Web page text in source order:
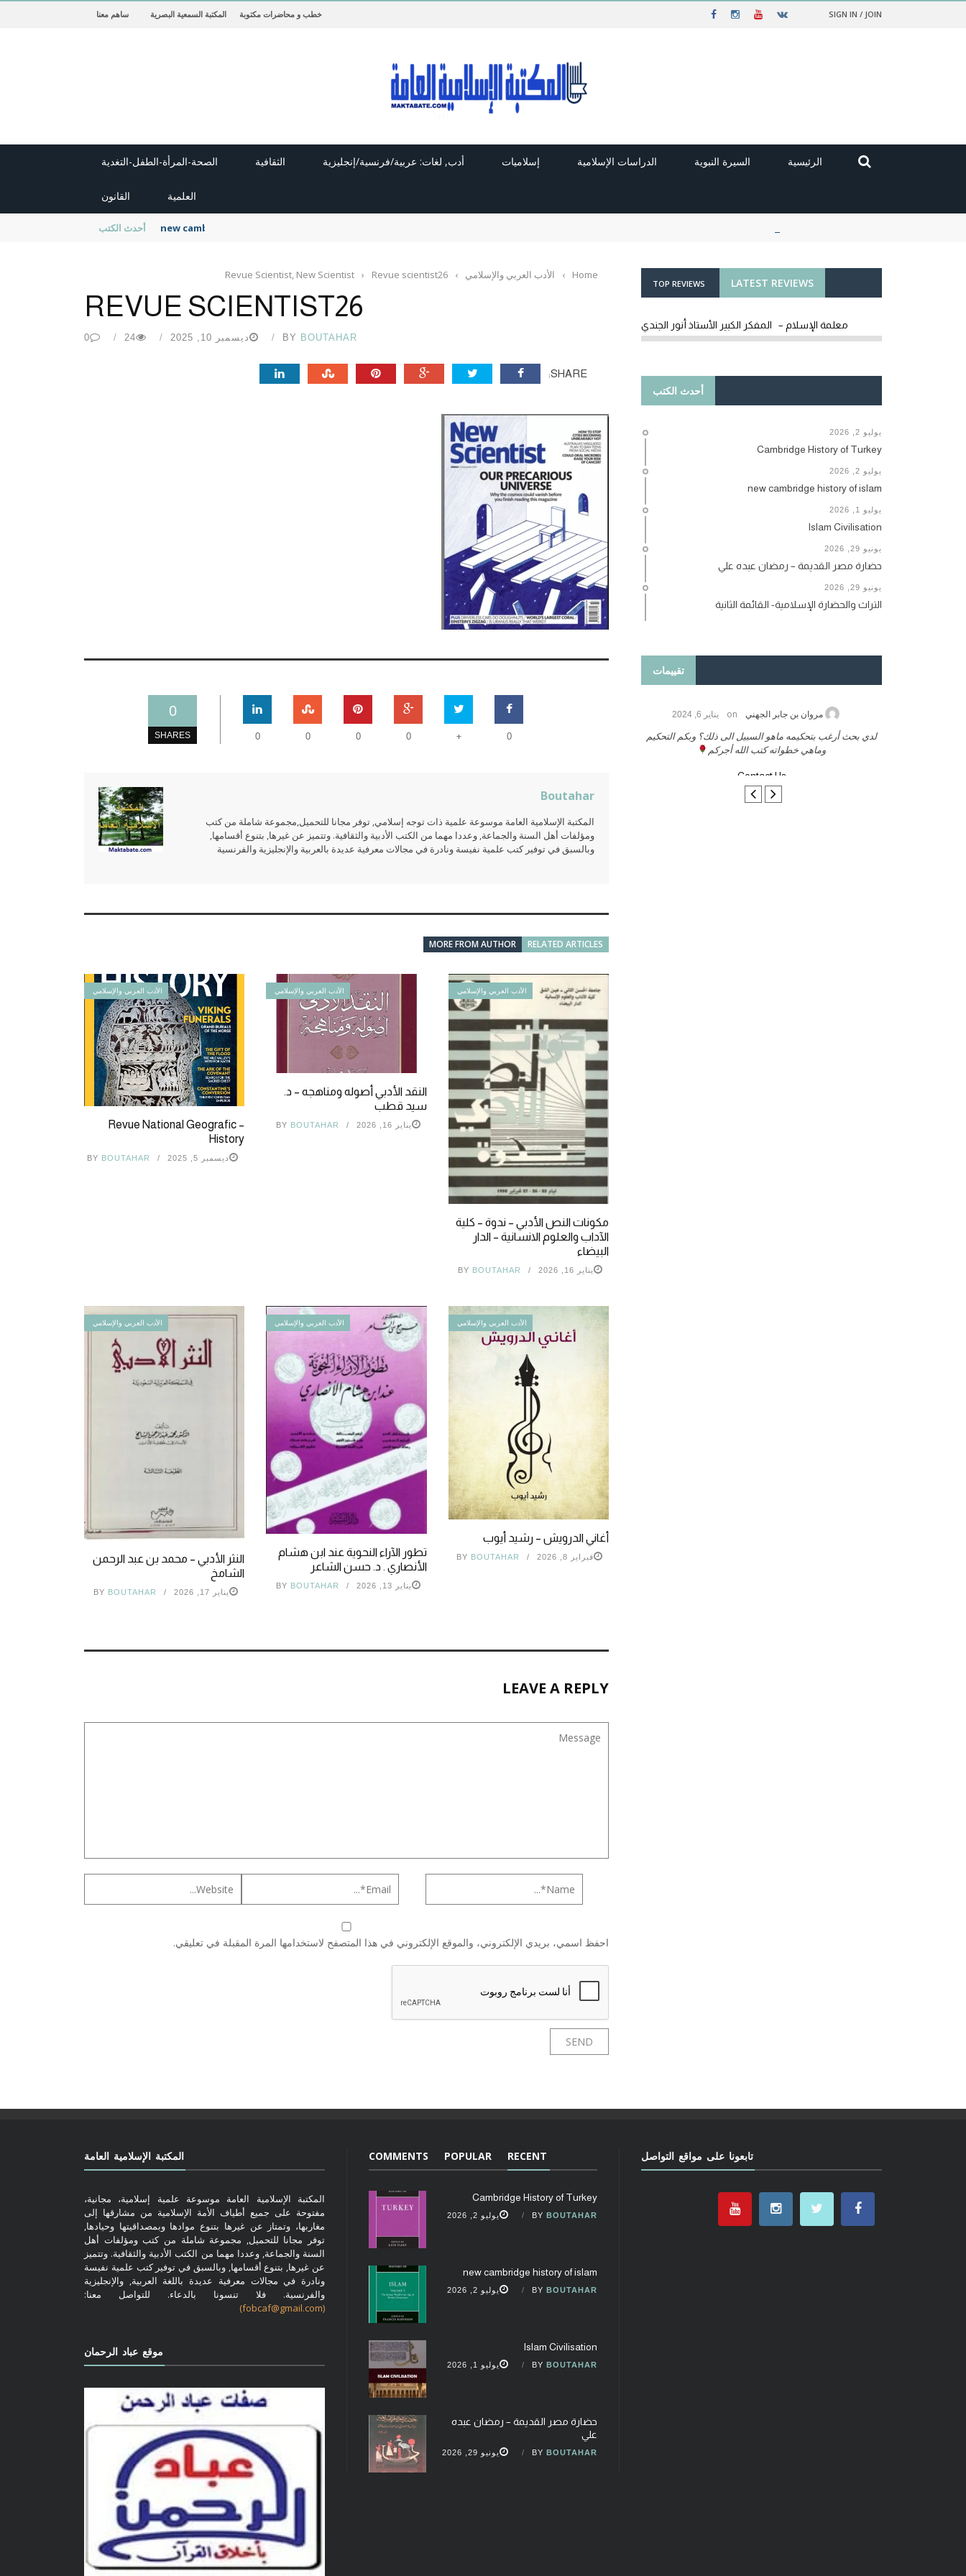
SIGN IN / JOIN خطب و محاضرات مكتوبة المكتبة السمعية البصرية ساهم معنا
الرئيسية السيرة النبوية الدراسات الإسلامية إسلاميات أدب, لغات: عربية/فرنسية/إنجليزية الثقافية الصحة-المرأة-الطفل-التغدية
العلمية القانون
أحدث الكتب new cambridge history of islam
Home
› الأدب العربي والإسلامي ›
Revue Scientist, New Scientist › Revue scientist26
REVUE SCIENTIST26
BY BOUTAHAR ديسمبر 10, 2025 24
0
SHARE:
0
SHARES 0
+
0
0
0
0
Boutahar
المكتبة الإسلامية العامة موسوعة علمية ذات توجه إسلامي, توفر مجانا للتحميل,مجموعة شاملة من كتب
ومؤلفات أهل السنة والجماعة, وعددا مهما من الكتب الأدبية والثقافية. وتتميز عن غيرها, بتنوع أقسامها,
وبالسبق في توفير كتب علمية نفيسة ونادرة في مجالات معرفية عديدة بالعربية والإنجليزية والفرنسية
RELATED ARTICLES
MORE FROM AUTHOR
الأدب العربي والإسلامي
Revue National Geografic –
History
ديسمبر 5, 2025 BY BOUTAHAR
الأدب العربي والإسلامي
النقد الأدبي أصوله ومناهجه – د.
سيد قطب
يناير 16, 2026 BY BOUTAHAR
الأدب العربي والإسلامي
مكونات النص الأدبي – ندوة – كلية
الآداب والعلوم الانسانية – الدار
البيضاء
يناير 16, 2026 BY BOUTAHAR
الأدب العربي والإسلامي
النثر الأدبي – محمد بن عبد الرحمن
الشامخ
يناير 17, 2026 BY BOUTAHAR
الأدب العربي والإسلامي
تطور الآراء النحوية عند ابن هشام
الأنصاري . د. حسن الشاعر
يناير 13, 2026 BY BOUTAHAR
الأدب العربي والإسلامي
أغاني الدرويش – رشيد أيوب
فبراير 8, 2026 BY BOUTAHAR
LEAVE A REPLY
احفظ اسمي، بريدي الإلكتروني، والموقع الإلكتروني في هذا المتصفح لاستخدامها المرة المقبلة في تعليقي.
LATEST REVIEWS
TOP REVIEWS
معلمة الإسلام – المفكر الكبير الأستاذ أنور الجندي
أحدث الكتب
يوليو 2, 2026
Cambridge History of Turkey
يوليو 2, 2026
new cambridge history of islam
يوليو 1, 2026
Islam Civilisation
يونيو 29, 2026
حضارة مصر القديمة – رمضان عبده علي
يونيو 29, 2026
التراث والحضارة الإسلامية- القائمة الثانية
تقييمات
مروان بن جابر الجهني on يناير 6, 2024
لدي بحث أرغب بتحكيمه ماهو السبيل الى ذلك؟ وبكم التحكيم
وماهي خطواته كتب الله أجركم
Contact Us
المكتبة الإسلامية العامة
المكتبة الإسلامية العامة موسوعة علمية إسلامية، مجانية،
مفتوحة على جميع أطياف الأمة الإسلامية من مشارقها إلى
مغاربها، وتمتاز عن غيرها بتنوع موادها وبمصداقيتها وحيادها,
توفر مجانا للتحميل, مجموعة شاملة من كتب ومؤلفات أهل
السنة والجماعة, وعددا مهما من الكتب الأدبية والثقافية. وتتميز
عن غيرها, بتنوع أقسامها, وبالسبق في توفير كتب علمية نفيسة
ونادرة في مجالات معرفية عديدة باللغة العربية, والإنجليزية
والفرنسية. فلا تنسونا بالدعاء. للتواصل معنا:
(fobcaf@gmail.com)
موقع عباد الرحمان
RECENT
POPULAR
COMMENTS
Cambridge History of Turkey
BY BOUTAHAR يوليو 2, 2026
new cambridge history of islam
BY BOUTAHAR يوليو 2, 2026
Islam Civilisation
BY BOUTAHAR يوليو 1, 2026
حضارة مصر القديمة – رمضان عبده
علي
BY BOUTAHAR يونيو 29, 2026
تابعونا على مواقع التواصل